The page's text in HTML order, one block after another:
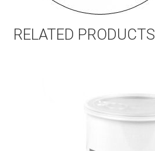
RELATED PRODUCTS